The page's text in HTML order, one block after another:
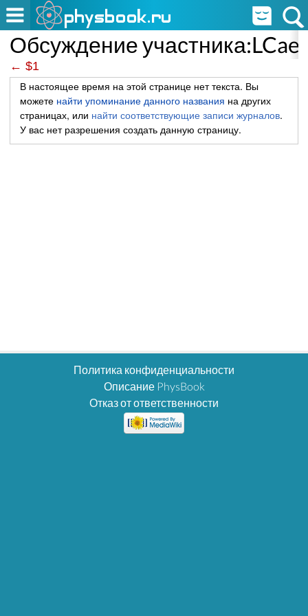
Обсуждение
← $1
В настоящее время на этой странице нет текста. Вы
можете найти упоминание данного названия на других
страницах, или найти соответствующие записи журналов.
У вас нет разрешения создать данную страницу.
Политика конфиденциальности
Описание PhysBook
Отказ от ответственности